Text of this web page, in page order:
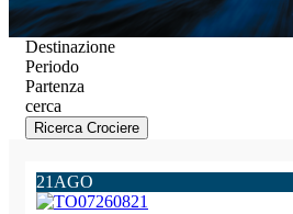
Destinazione
Periodo
Partenza
cerca
Ricerca Crociere
21 AGO